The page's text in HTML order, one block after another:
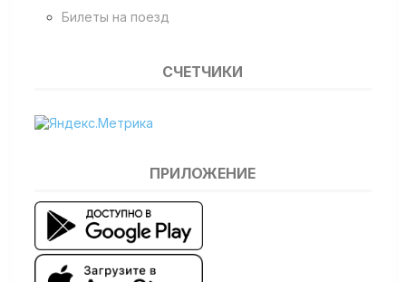
Билеты на поезд
СЧЕТЧИКИ
ПРИЛОЖЕНИЕ